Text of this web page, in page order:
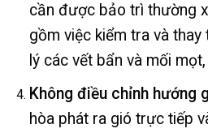
cần được bảo trì thường
gồm việc kiểm tra và
lý các vết bẩn và mối
Không điều chỉnh hướng
hòa phát ra gió trực tiếp